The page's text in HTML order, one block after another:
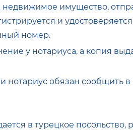
имущество,
и
номер.
у нотариуса, а копия
нотариус обязан сообщить в
в турецкое посольство,